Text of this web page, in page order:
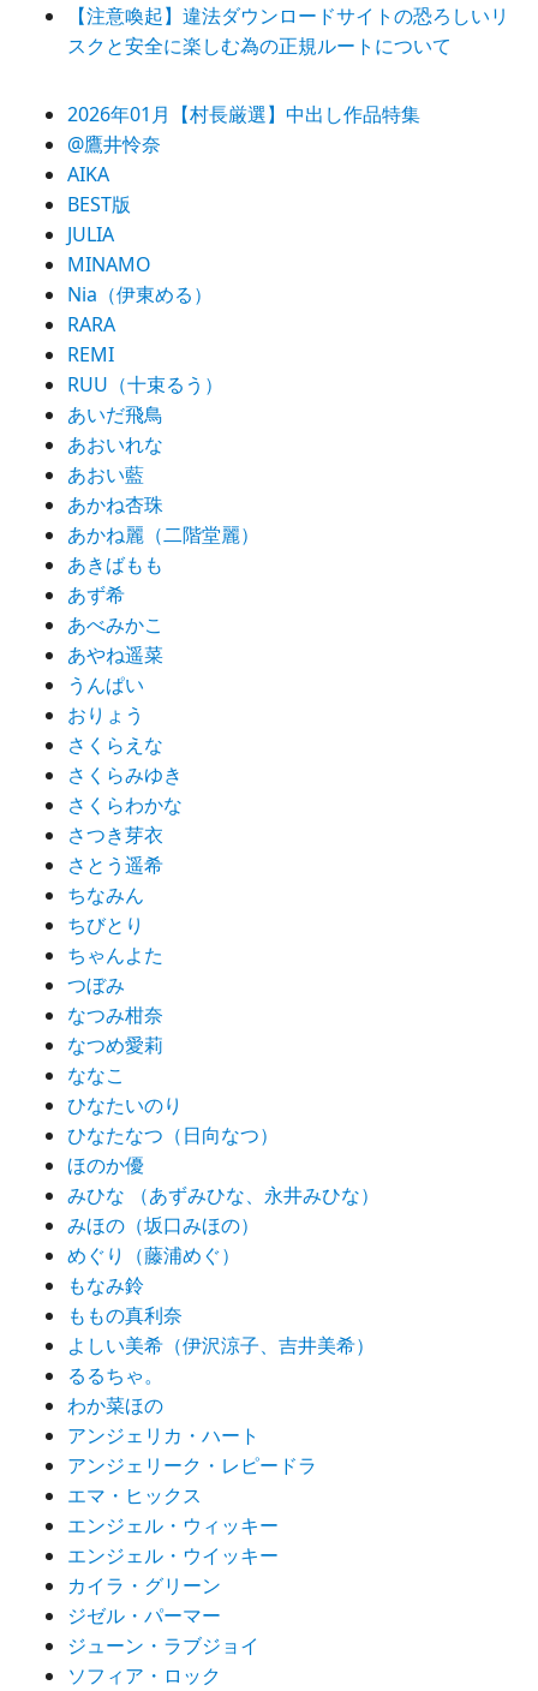
【注意喚起】違法ダウンロードサイトの恐ろしいリ
スクと安全に楽しむ為の正規ルートについて
2026年01月【村長厳選】中出し作品特集
@鷹井怜奈
AIKA
BEST版
JULIA
MINAMO
Nia（伊東める）
RARA
REMI
RUU（十束るう）
あいだ飛鳥
あおいれな
あおい藍
あかね杏珠
あかね麗（二階堂麗）
あきばもも
あず希
あべみかこ
あやね遥菜
うんぱい
おりょう
さくらえな
さくらみゆき
さくらわかな
さつき芽衣
さとう遥希
ちなみん
ちびとり
ちゃんよた
つぼみ
なつみ柑奈
なつめ愛莉
ななこ
ひなたいのり
ひなたなつ（日向なつ）
ほのか優
みひな （あずみひな、永井みひな）
みほの（坂口みほの）
めぐり（藤浦めぐ）
もなみ鈴
ももの真利奈
よしい美希（伊沢涼子、吉井美希）
るるちゃ。
わか菜ほの
アンジェリカ・ハート
アンジェリーク・レピードラ
エマ・ヒックス
エンジェル・ウィッキー
エンジェル・ウイッキー
カイラ・グリーン
ジゼル・パーマー
ジューン・ラブジョイ
ソフィア・ロック